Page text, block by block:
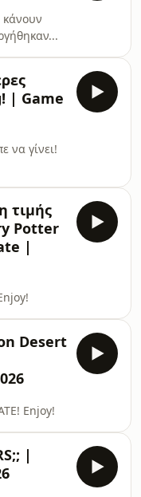
κάνουν
| Game
να γίνει!
τιμής
Potter
|
Desert
Enjoy!
|